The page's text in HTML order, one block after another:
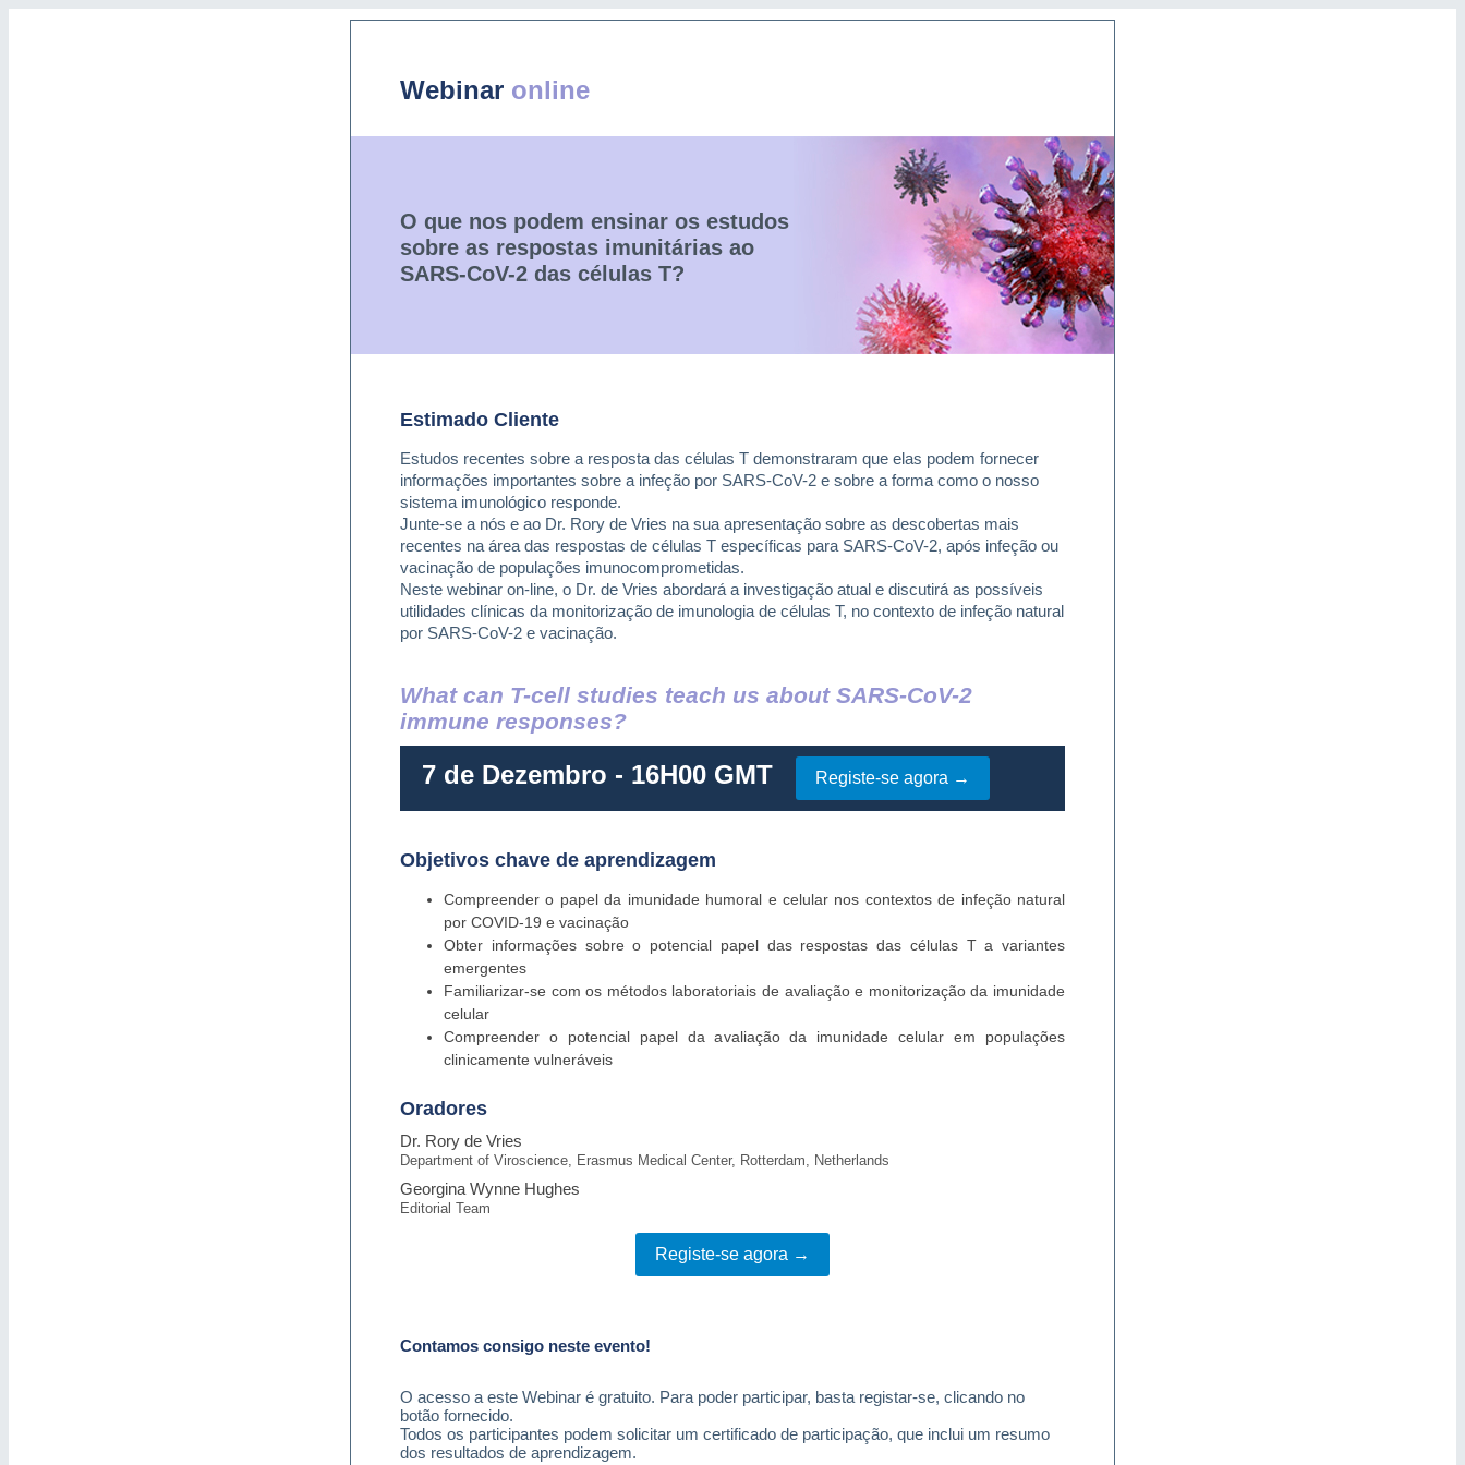
Webinar online
O que nos podem ensinar os estudos
sobre as respostas imunitárias ao
SARS-CoV-2 das células T?
Estimado Cliente
Estudos recentes sobre a resposta das células T demonstraram que elas podem fornecer
informações importantes sobre a infeção por SARS-CoV-2 e sobre a forma como o nosso
sistema imunológico responde.
Junte-se a nós e ao Dr. Rory de Vries na sua apresentação sobre as descobertas mais
recentes na área das respostas de células T específicas para SARS-CoV-2, após infeção ou
vacinação de populações imunocomprometidas.
Neste webinar on-line, o Dr. de Vries abordará a investigação atual e discutirá as possíveis
utilidades clínicas da monitorização de imunologia de células T, no contexto de infeção natural
por SARS-CoV-2 e vacinação.
What can T-cell studies teach us about SARS-CoV-2
immune responses?
7 de Dezembro - 16H00 GMT Registe-se agora →
Objetivos chave de aprendizagem
Compreender o papel da imunidade humoral e celular nos contextos de infeção natural
por COVID-19 e vacinação
Obter informações sobre o potencial papel das respostas das células T a variantes
emergentes
Familiarizar-se com os métodos laboratoriais de avaliação e monitorização da imunidade
celular
Compreender o potencial papel da avaliação da imunidade celular em populações
clinicamente vulneráveis
Oradores
Dr. Rory de Vries
Department of Viroscience, Erasmus Medical Center, Rotterdam, Netherlands
Georgina Wynne Hughes
Editorial Team
Registe-se agora →
Contamos consigo neste evento!
O acesso a este Webinar é gratuito. Para poder participar, basta registar-se, clicando no
botão fornecido.
Todos os participantes podem solicitar um certificado de participação, que inclui um resumo
dos resultados de aprendizagem.